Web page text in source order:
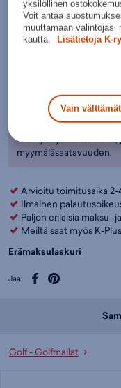
5
Näin valitset golfmailat
Verkkokauppa:
Ole hyvä ja valitse
myymäläsaatavuuden.
Arvioitu toimitusaika 2-
Ilmainen
Paljon erilaisia maksu-
Meiltä saat myös K-
Erämaksulaskuri
Jaa:
Golf - Golfmailat
yksilöllinen
Voit antaa
muuttamaan valintojasi
kautta.
Lisätietoja K-
Vain